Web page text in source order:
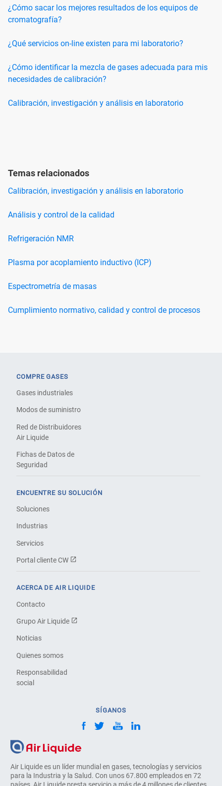
¿Cómo sacar los mejores resultados de los equipos de
cromatografía?
¿Qué servicios on-line existen para mi laboratorio?
¿Cómo identificar la mezcla de gases adecuada para mis
necesidades de calibración?
Calibración, investigación y análisis en laboratorio
Temas relacionados
Calibración, investigación y análisis en laboratorio
Análisis y control de la calidad
Refrigeración NMR
Plasma por acoplamiento inductivo (ICP)
Espectrometría de masas
Cumplimiento normativo, calidad y control de procesos
Air Liquide es un líder mundial en gases, tecnologías y servicios
para la Industria y la Salud. Con unos 67.800 empleados en 72
países, Air Liquide presta servicio a más de 4 millones de clientes
COMPRE GASES
Gases industriales
Modos de suministro
Red de Distribuidores
Air Liquide
Fichas de Datos de
Seguridad
ENCUENTRE SU SOLUCIÓN
Soluciones
Industrias
Servicios
Portal cliente CW
ACERCA DE AIR LIQUIDE
Contacto
Grupo Air Liquide
Noticias
Quienes somos
Responsabilidad
social
SÍGANOS